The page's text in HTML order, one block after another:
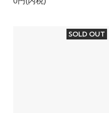
SOLD OUT